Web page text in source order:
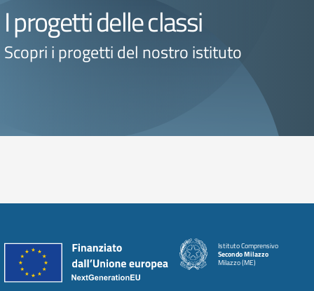
I progetti delle classi
Scopri i progetti del nostro istituto
Istituto Comprensivo
Secondo Milazzo
Milazzo (ME)